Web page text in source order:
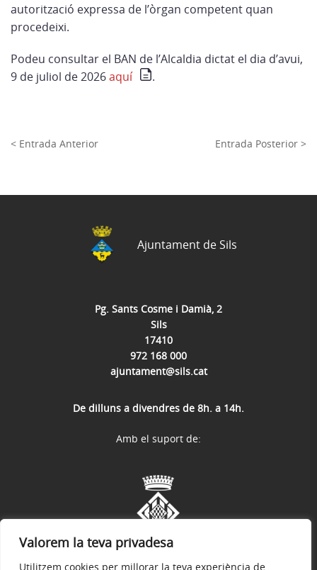
Valorem la teva privadesa
Utilitzem cookies per millorar la teva experiència de
autorització expressa de l’òrgan competent quan
procedeixi.
Podeu consultar el BAN de l’Alcaldia dictat el dia d’avui,
9 de juliol de 2026aquí .
< Entrada Anterior Entrada Posterior >
Pg. Sants Cosme i Damià, 2
Sils
17410
972 168 000
ajuntament@sils.cat
De dilluns a divendres de 8h. a 14h.
Ajuntament de Sils
Amb el suport de: